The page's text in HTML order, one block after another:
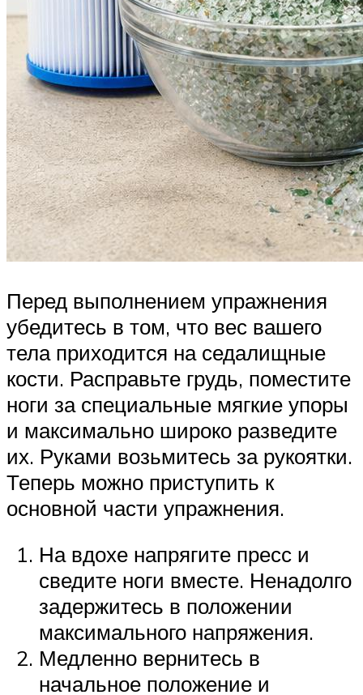
Перед выполнением упражнения
убедитесь в том, что вес вашего
тела приходится на седалищные
кости. Расправьте грудь, поместите
ноги за специальные мягкие упоры
и максимально широко разведите
их. Руками возьмитесь за рукоятки.
Теперь можно приступить к
основной части упражнения.
На вдохе напрягите пресс и
сведите ноги вместе. Ненадолго
задержитесь в положении
максимального напряжения.
Медленно вернитесь в
начальное положение и